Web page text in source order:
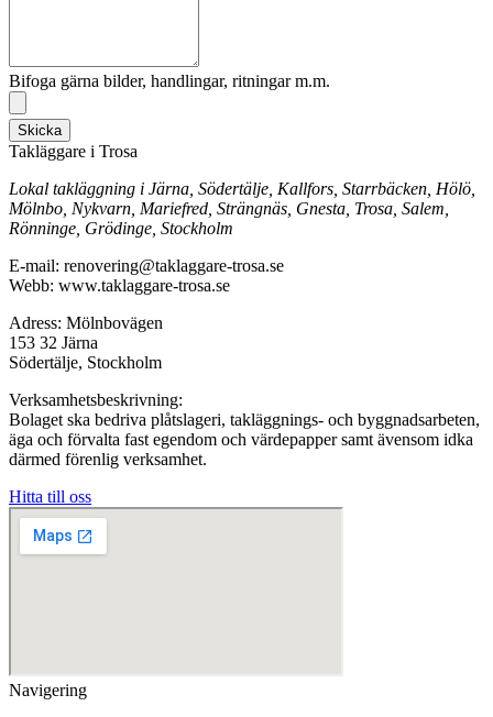
Bifoga gärna bilder, handlingar, ritningar m.m.
Skicka
Takläggare i Trosa
Lokal takläggning i Järna, Södertälje, Kallfors, Starrbäcken, Hölö,
Mölnbo, Nykvarn, Mariefred, Strängnäs, Gnesta, Trosa, Salem,
Rönninge, Grödinge, Stockholm
E-mail: renovering@taklaggare-trosa.se
Webb: www.taklaggare-trosa.se
Adress: Mölnbovägen
153 32 Järna
Södertälje, Stockholm
Verksamhetsbeskrivning:
Bolaget ska bedriva plåtslageri, takläggnings- och byggnadsarbeten,
äga och förvalta fast egendom och värdepapper samt ävensom idka
därmed förenlig verksamhet.
Hitta till oss
Navigering